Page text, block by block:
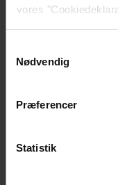
vores
Vi anvender egne
generere statistik
Nødvendig
Præferencer
Statistik
Mie og Anders